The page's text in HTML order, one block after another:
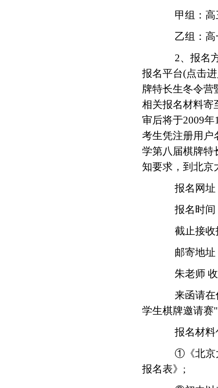
甲组：高
乙组：高
2、报名方
报名平台(点击
牌特长生冬令营
相关报名材料寄
审后将于2009
考生凭注册用户
学第八届棋牌特
知要求，到北京
报名网址：
报名时间：
截止接收报
邮寄地址：
朱老师 收(
来函请在信
学生棋牌邀请赛
报名材料
①《北京大
报名表》;